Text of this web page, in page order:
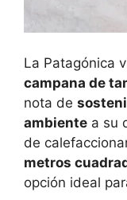
La Patagónica
campana de
nota de
ambiente a su
de
metros
opción ideal